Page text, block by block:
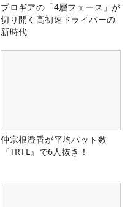
プロギアの「4層フェース」が
切り開く高初速ドライバーの
新時代
仲宗根澄香が平均パット数
『TRTL』で6人抜き！